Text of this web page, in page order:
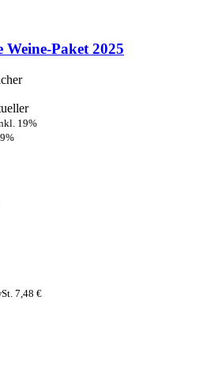
Weine-Paket 2025
19%
7,48 €